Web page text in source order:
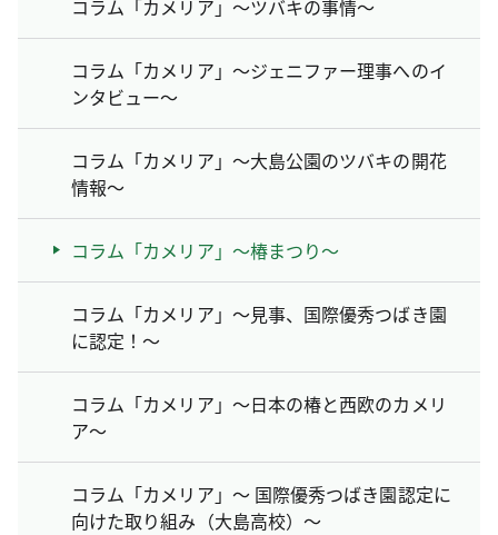
コラム「カメリア」～ツバキの事情～
コラム「カメリア」～ジェニファー理事へのイ
ンタビュー～
コラム「カメリア」～大島公園のツバキの開花
情報～
コラム「カメリア」～椿まつり～
コラム「カメリア」～見事、国際優秀つばき園
に認定！～
コラム「カメリア」～日本の椿と西欧のカメリ
ア～
コラム「カメリア」～ 国際優秀つばき園認定に
向けた取り組み（大島高校）～